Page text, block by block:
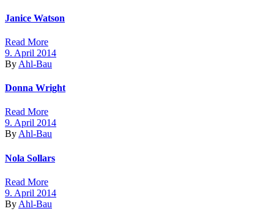
Janice Watson
Read More
9. April 2014
By Ahl-Bau
Donna Wright
Read More
9. April 2014
ByAhl-Bau
Nola Sollars
Read More
9. April 2014
By Ahl-Bau